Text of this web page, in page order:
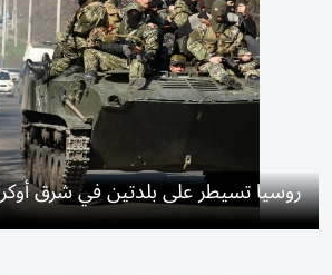
روسيا تسيطر على بلدتين في شرق